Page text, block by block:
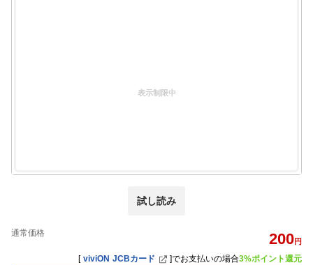
表示制限中
試し読み
通常価格 200円
[ viviON JCBカード ]でお支払いの場合3%ポイント還元